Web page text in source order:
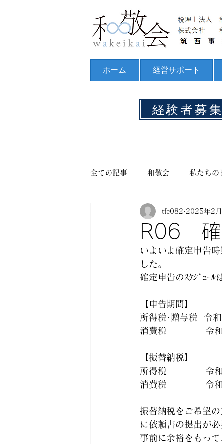
ホーム 経営サポート
経験者募
全ての記事 和敬会 私たちの
R06 確
tfc082 2025年2
いよいよ確定申告
した。
確定申告のｽｹｼﾞｭｰﾙ
【申告期間】
所得税･贈与税  令
消費税　　 　　令
【振替納税】
所得税　　 　　令
消費税 　　　　令
振替納税をご希望
に依頼書の提出が
事前に余裕をもっ